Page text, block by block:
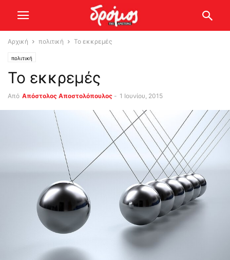
Αρχική πολιτική Το εκκρεμές
πολιτική
Το εκκρεμές
Από Απόστολος Αποστολόπουλος - 1 Ιουνίου, 2015